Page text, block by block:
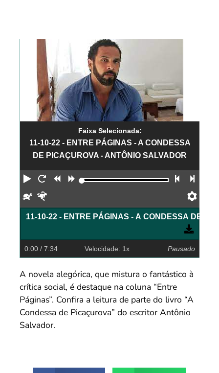
Faixa Selecionada:
11-10-22 - ENTRE PÁGINAS - A CONDESSA
DE PICAÇUROVA - ANTÔNIO SALVADOR
Reproduzir
Reiniciar
Retroceder
Avançar Faixa
Devagar
11-10-22 - ENTRE PÁGINAS - A CONDESSA DE
0:00 / 7:34 Velocidade: 1x Pausado
A novela alegórica, que mistura o fantástico à
crítica social, é destaque na coluna “Entre
Páginas”. Confira a leitura de parte do livro “A
Condessa de Picaçurova” do escritor Antônio
Salvador.